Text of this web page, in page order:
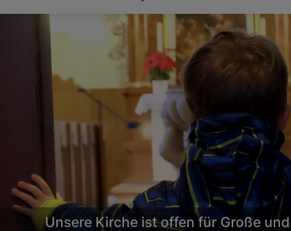
Unsere Kirche ist offen für Große